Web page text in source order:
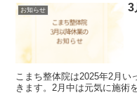
お知らせ 3
こまち整体院は2025年2月い
きます。2月中は元気に施術